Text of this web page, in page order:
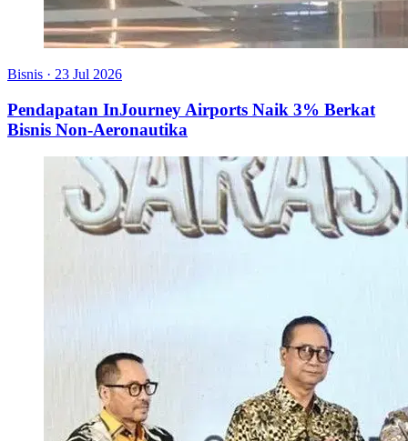
Bisnis · 23 Jul 2026
Pendapatan InJourney Airports Naik 3% Berkat
Bisnis Non-Aeronautika